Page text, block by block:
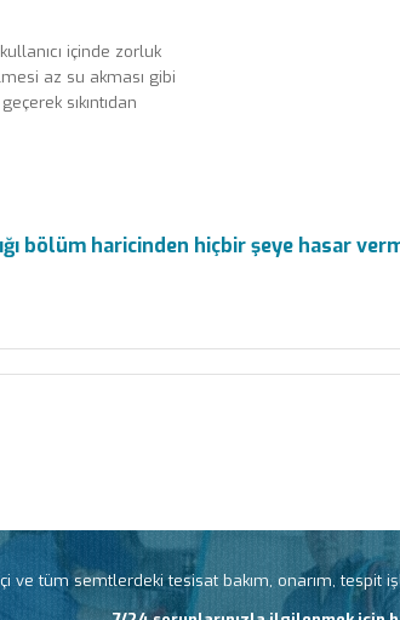
içinde zorluk
az su akması gibi
sıkıntıdan
bölüm haricinden hiçbir şeye hasar
ve tüm semtlerdeki tesisat bakım, onarım,